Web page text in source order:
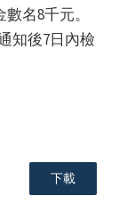
名8千元。
知後7日內檢
下載